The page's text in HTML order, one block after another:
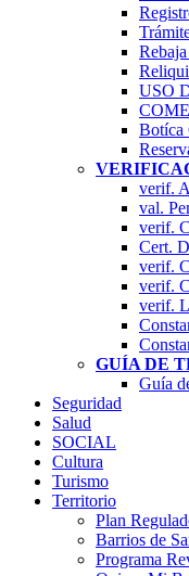
USO
Botíca
verif.
val.
verif.
Cert.
verif.
verif.
verif.
GUÍA DE
Guía
Seguridad
Salud
SOCIAL
Cultura
Turismo
Territorio
Plan
Barrios de
Programa